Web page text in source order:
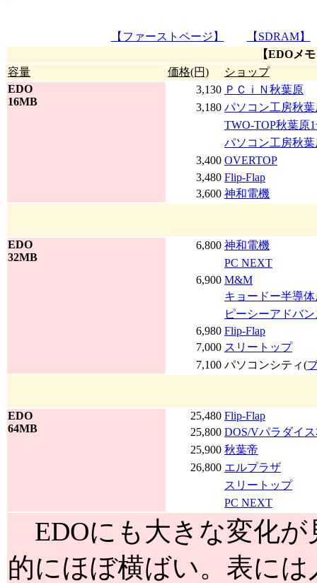
【ファーストページ】
【SDRAM】
【EDOメ
容量
価格(円)
ショップ
EDO
16MB
3,130 ＰＣｉＮ秋葉原
3,180 パソコン工房秋
TWO-TOP秋葉原
パソコン工房秋
3,400 OVERTOP
3,480 Flip-Flap
3,600 神和電機
EDO
32MB
6,800 神和電機
PC NEXT
6,900 M&M
キョードー半導体
ピーシーアドバ
6,980 Flip-Flap
7,000 スリートップ
7,100 パソコンシティ(
EDO
64MB
25,480 Flip-Flap
25,800 DOS/Vパラダイ
25,900 秋葉帝
26,800 エルプラザ
スリートップ
PC NEXT
EDOにも大きな変化が
的にほぼ横ばい。表に